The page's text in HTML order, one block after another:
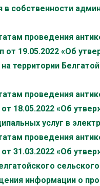
в собственности
проведения
от 19.05.2022 «Об
территории
проведения
18.05.2022 «Об
услуг в
проведения
31.03.2022 «Об
информации о